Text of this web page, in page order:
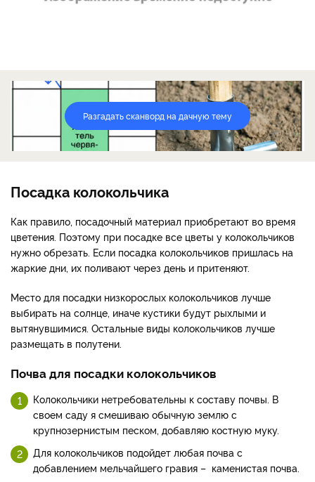
Разгадать сканворд на дачную тему
Посадка колокольчика
Как правило, посадочный материал приобретают во время
цветения. Поэтому при посадке все цветы у колокольчиков
нужно обрезать. Если посадка колокольчиков пришлась на
жаркие дни, их поливают через день и притеняют.
Место для посадки низкорослых колокольчиков лучше
выбирать на солнце, иначе кустики будут рыхлыми и
вытянувшимися. Остальные виды колокольчиков лучше
размещать в полутени.
Почва для посадки колокольчиков
Колокольчики нетребовательны к составу почвы. В
своем саду я смешиваю обычную землю с
крупнозернистым песком, добавляю костную муку.
Для колокольчиков подойдет любая почва с
добавлением мельчайшего гравия – каменистая почва.